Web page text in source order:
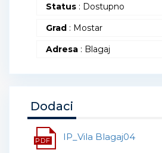
Status : Dostupno
Grad : Mostar
Adresa : Blagaj
Dodaci
IP_Vila Blagaj04